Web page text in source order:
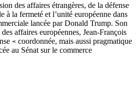
des affaires étrangères, de la défense
à la fermeté et l’unité européenne dans
lancée par Donald Trump. Son
affaires européennes, Jean-François
« coordonnée, mais aussi pragmatique
au Sénat sur le commerce